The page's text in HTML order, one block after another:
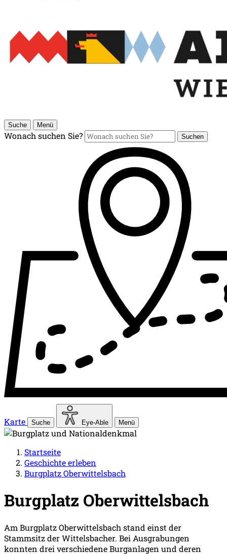
Suche Menü
Wonach suchen Sie? Suchen
Karte Suche Eye-Able Menü
Startseite
Geschichte erleben
Burgplatz Oberwittelsbach
Burgplatz Oberwittelsbach
Am Burgplatz Oberwittelsbach stand einst der
Stammsitz der Wittelsbacher. Bei Ausgrabungen
konnten drei verschiedene Burganlagen und deren